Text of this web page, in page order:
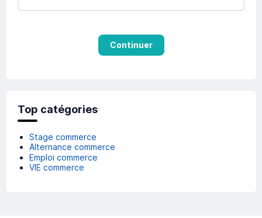
Continuer
Top catégories
Stage commerce
Alternance commerce
Emploi commerce
VIE commerce